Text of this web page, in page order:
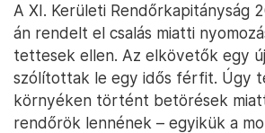
A XI. Kerületi Rendőrkapitányság
án rendelt el csalás miatti
tettesek ellen. Az elkövetők egy
szólítottak le egy idős férfit. Úgy
környéken történt betörések
rendőrök lennének – egyikük a